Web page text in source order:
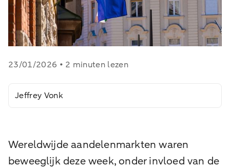
23/01/2026 • 2 minuten lezen
Jeffrey Vonk
Wereldwijde aandelenmarkten waren
beweeglijk deze week, onder invloed van de